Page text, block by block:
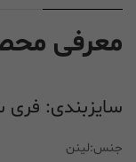
معرفی
سایزبندی: فری
جنس:لینن